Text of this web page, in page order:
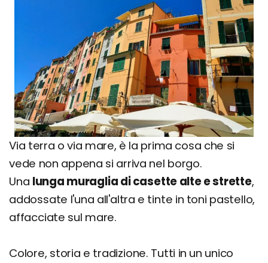
Via terra o via mare, è la prima cosa che si
vede non appena si arriva nel borgo.
Una lunga muraglia di casette alte e strette,
addossate l'una all'altra e tinte in toni pastello,
affacciate sul mare.
Colore, storia e tradizione. Tutti in un unico